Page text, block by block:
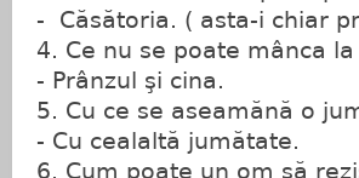
- Căsătoria. ( asta-i chiar
4. Ce nu se poate mânca
- Prânzul şi cina.
5. Cu ce se aseamănă o
- Cu cealaltă jumătate.
6. Cum poate un om să